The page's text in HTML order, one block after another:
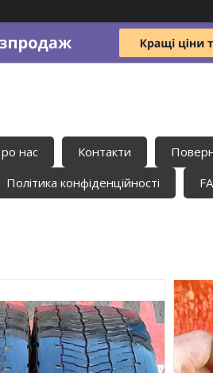
нас Контакти
Політика конфіденційності